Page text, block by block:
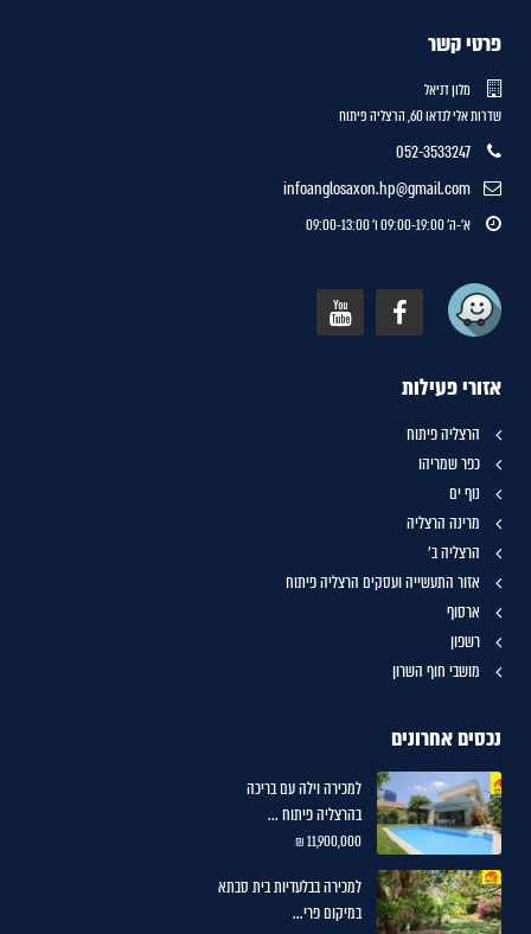
פרטי קשר
מלון דניאל
שדרות אלי לנדאו 60, הרצליה פיתוח
052-3533247
infoanglosaxon.hp@gmail.com
א'-ה' 09:00-19:00 ו' 09:00-13:00
אזורי פעילות
הרצליה פיתוח
כפר שמריהו
נוף ים
מרינה הרצליה
הרצליה ב'
אזור התעשייה ועסקים הרצליה פיתוח
ארסוף
רשפון
מושבי חוף השרון
נכסים אחרונים
למכירה וילה עם בריכה
בהרצליה פיתוח ...
11,900,000 ₪
למכירה בבלעדיות בית סבתא
במיקום פרי...